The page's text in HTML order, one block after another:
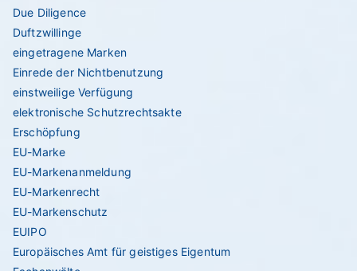
Due Diligence
Duftzwillinge
eingetragene Marken
Einrede der Nichtbenutzung
einstweilige Verfügung
elektronische Schutzrechtsakte
Erschöpfung
EU-Marke
EU-Markenanmeldung
EU-Markenrecht
EU-Markenschutz
EUIPO
Europäisches Amt für geistiges Eigentum